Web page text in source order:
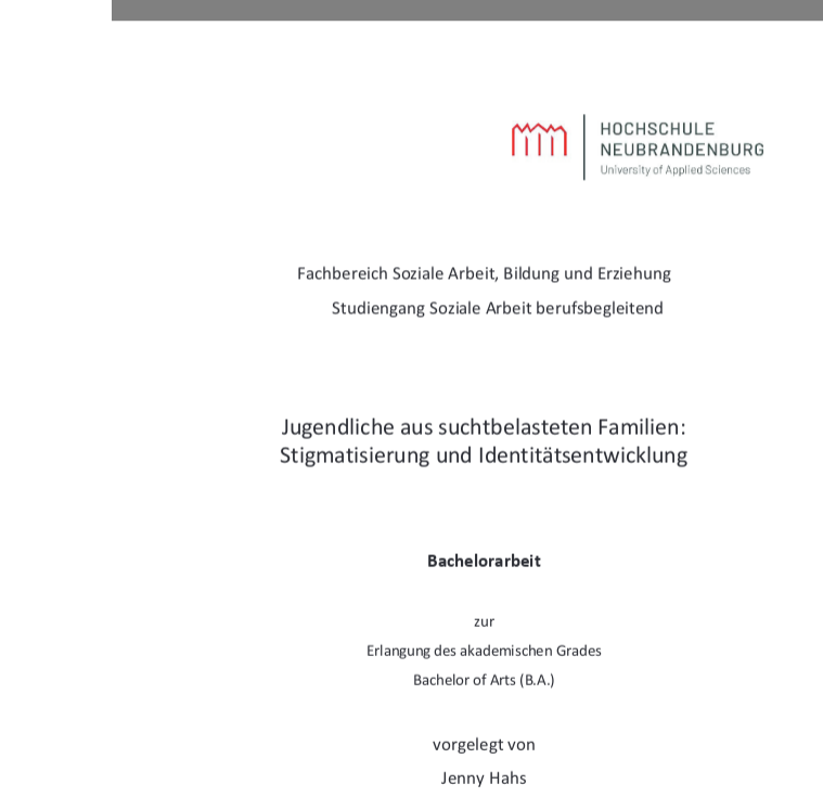
Fachbereich Soziale Arbeit, Bildung und Erziehung
Studiengang Soziale Arbeit berufsbegleitend
Jugendliche aus suchtbelasteten Familien:
Stigmatisierung und Identitätsentwicklung
Bachelorarbeit
zur
Erlangung des akademischen Grades
Bachelor of Arts (B.A.)
vorgelegt von
Jenny Hahs